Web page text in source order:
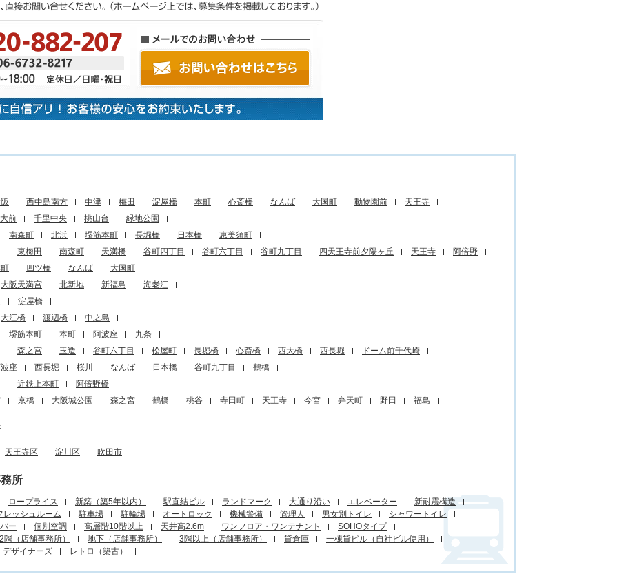
西中島南方 中津 梅田 淀屋橋 本町 心斎橋 なんば 大国町 動物園前
天王寺
前 千里中央 桃山台
緑地公園
南森町 北浜 堺筋本町 長堀橋 日本橋
恵美須町
東梅田 南森町 天満橋 谷町四丁目 谷町六丁目 谷町九丁目 四天王寺前夕陽ヶ丘 天王寺
阿倍野
四ツ橋 なんば
大国町
大阪天満宮 北新地 新福島
海老江
淀屋橋
大江橋 渡辺橋
中之島
堺筋本町 本町 阿波座
九条
森之宮 玉造 谷町六丁目 松屋町 長堀橋 心斎橋 西大橋 西長堀
ドーム前千代崎
座 西長堀 桜川 なんば 日本橋 谷町九丁目
鶴橋
近鉄上本町
阿倍野橋
京橋 大阪城公園 森之宮 鶴橋 桃谷 寺田町 天王寺 今宮 弁天町 野田 福島
天王寺区 淀川区 吹田市
所
ロープライス 新築（築5年以内） 駅直結ビル ランドマーク 大通り沿い エレベーター
新耐震構造
レッシュルーム 駐車場 駐輪場 オートロック 機械警備 管理人 男女別トイレ
シャワートイレ
ー 個別空調 高層階10階以上 天井高2.6m ワンフロア・ワンテナント
SOHOタイプ
2階（店舗事務所） 地下（店舗事務所） 3階以上（店舗事務所） 貸倉庫
一棟貸ビル（自社ビル使用）
デザイナーズ レトロ（築古）